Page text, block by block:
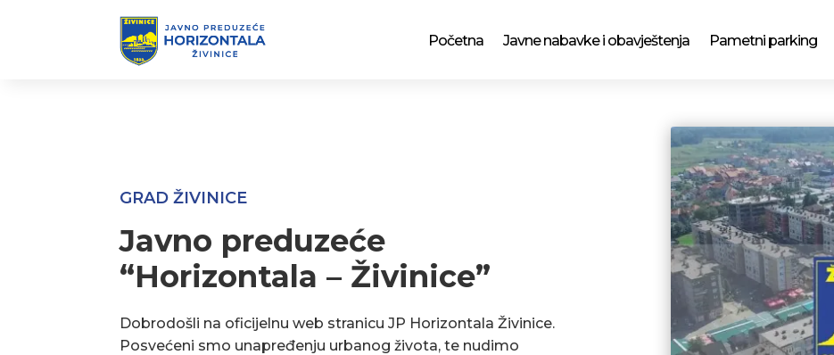
Početna Javne nabavke i obavještenja Pametni parking
GRAD ŽIVINICE
Javno preduzeće
“Horizontala – Živinice”
Dobrodošli na oficijelnu web stranicu JP Horizontala Živinice.
Posvećeni smo unapređenju urbanog života, te nudimo